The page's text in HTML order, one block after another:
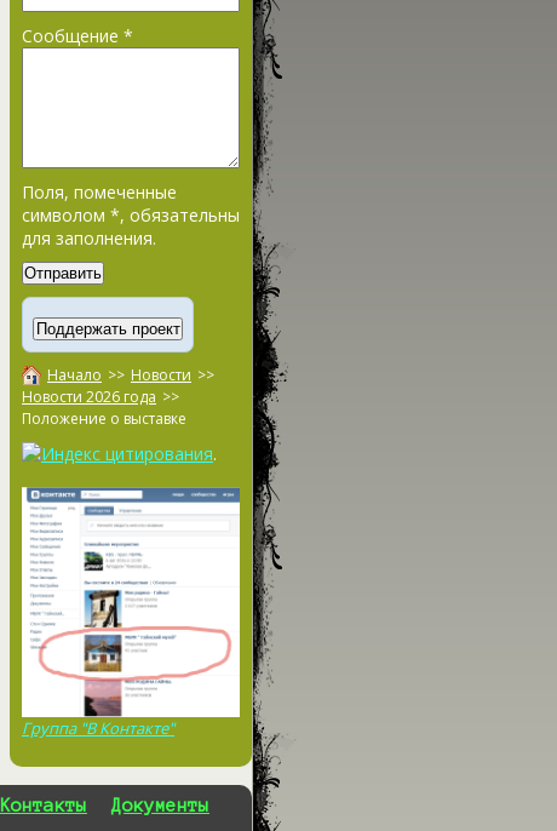
Сообщение *
Поля, помеченные
символом *, обязательны
для заполнения.
Начало >> Новости >>
Новости 2026 года >>
Положение о выставке
.
Группа "В Контакте"
Контакты Документы